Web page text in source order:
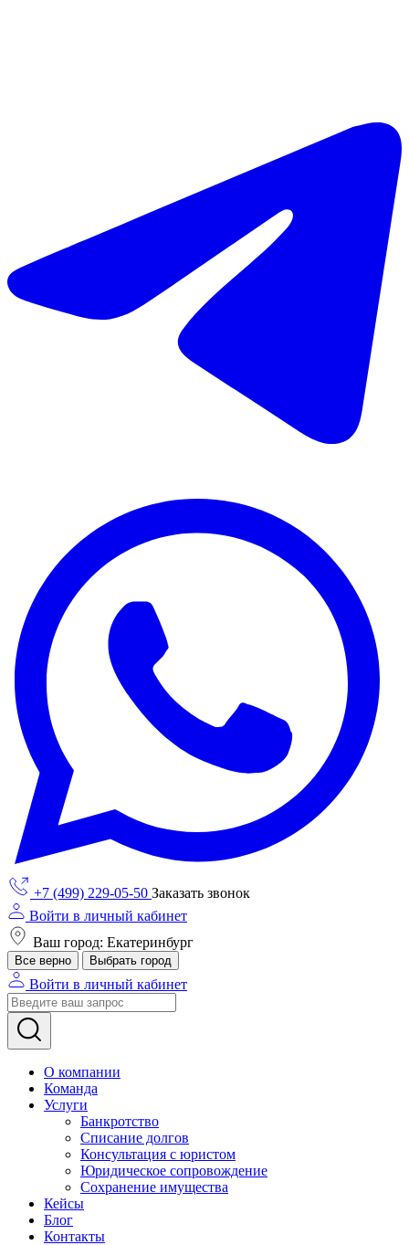
+7 (499) 229-05-50 Заказать звонок
Войти в личный кабинет
Ваш город: Екатеринбург
Все верно Выбрать город
Войти в личный кабинет
О компании
Команда
Услуги
Банкротство
Списание долгов
Консультация с юристом
Юридическое сопровождение
Сохранение имущества
Кейсы
Блог
Контакты